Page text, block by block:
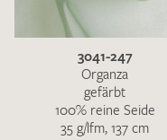
3041-247
Organza
gefärbt
100% reine Seide
35 g/lfm, 137 cm